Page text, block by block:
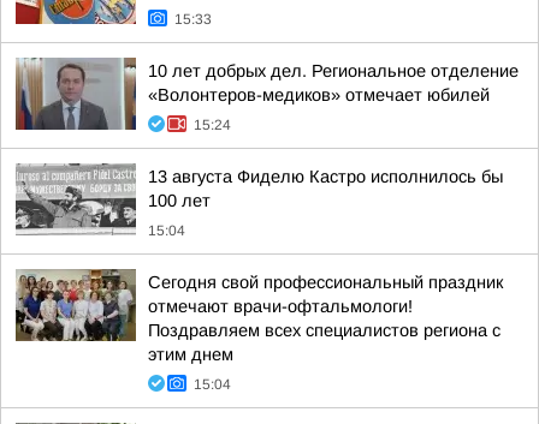
15:33
10 лет добрых дел. Региональное отделение
«Волонтеров-медиков» отмечает юбилей
15:24
13 августа Фиделю Кастро исполнилось бы
100 лет
15:04
Сегодня свой профессиональный праздник
отмечают врачи-офтальмологи!
Поздравляем всех специалистов региона с
этим днем
15:04